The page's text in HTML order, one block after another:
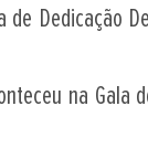
Dedicação
na Gala